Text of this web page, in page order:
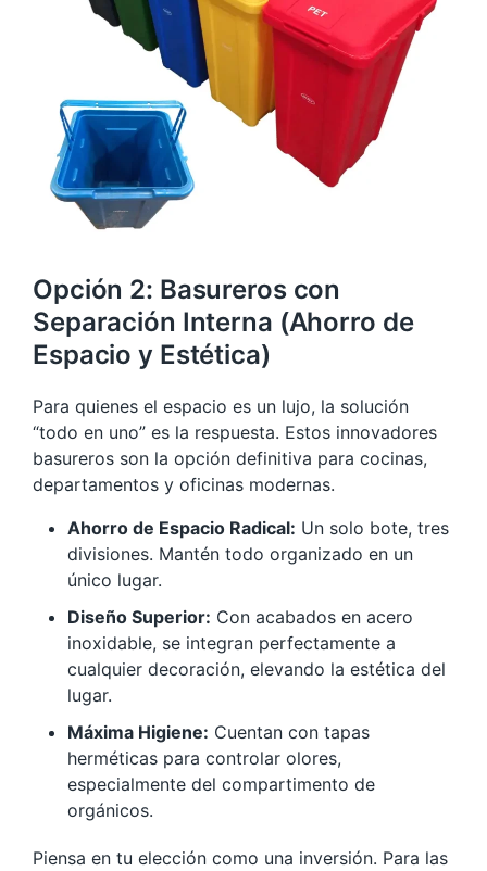
Opción 2: Basureros con
Separación Interna (Ahorro de
Espacio y Estética)
Para quienes el espacio es un lujo, la solución
“todo en uno” es la respuesta. Estos innovadores
basureros son la opción definitiva para cocinas,
departamentos y oficinas modernas.
Ahorro de Espacio Radical: Un solo bote, tres
divisiones. Mantén todo organizado en un
único lugar.
Diseño Superior: Con acabados en acero
inoxidable, se integran perfectamente a
cualquier decoración, elevando la estética del
lugar.
Máxima Higiene: Cuentan con tapas
herméticas para controlar olores,
especialmente del compartimento de
orgánicos.
Piensa en tu elección como una inversión. Para las